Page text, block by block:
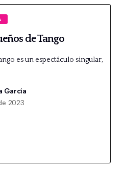
de Tango
es un espectáculo singular,
García
2023